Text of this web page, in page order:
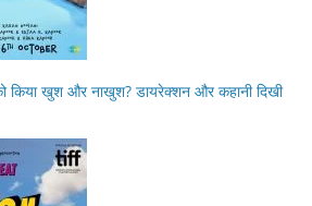
किया खुश और नाखुश? डायरेक्शन और कहानी दिखी